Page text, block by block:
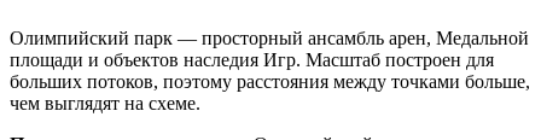
Олимпийский парк — просторный ансамбль арен, Медальной
площади и объектов наследия Игр. Масштаб построен для
больших потоков, поэтому расстояния между точками больше,
чем выглядят на схеме.